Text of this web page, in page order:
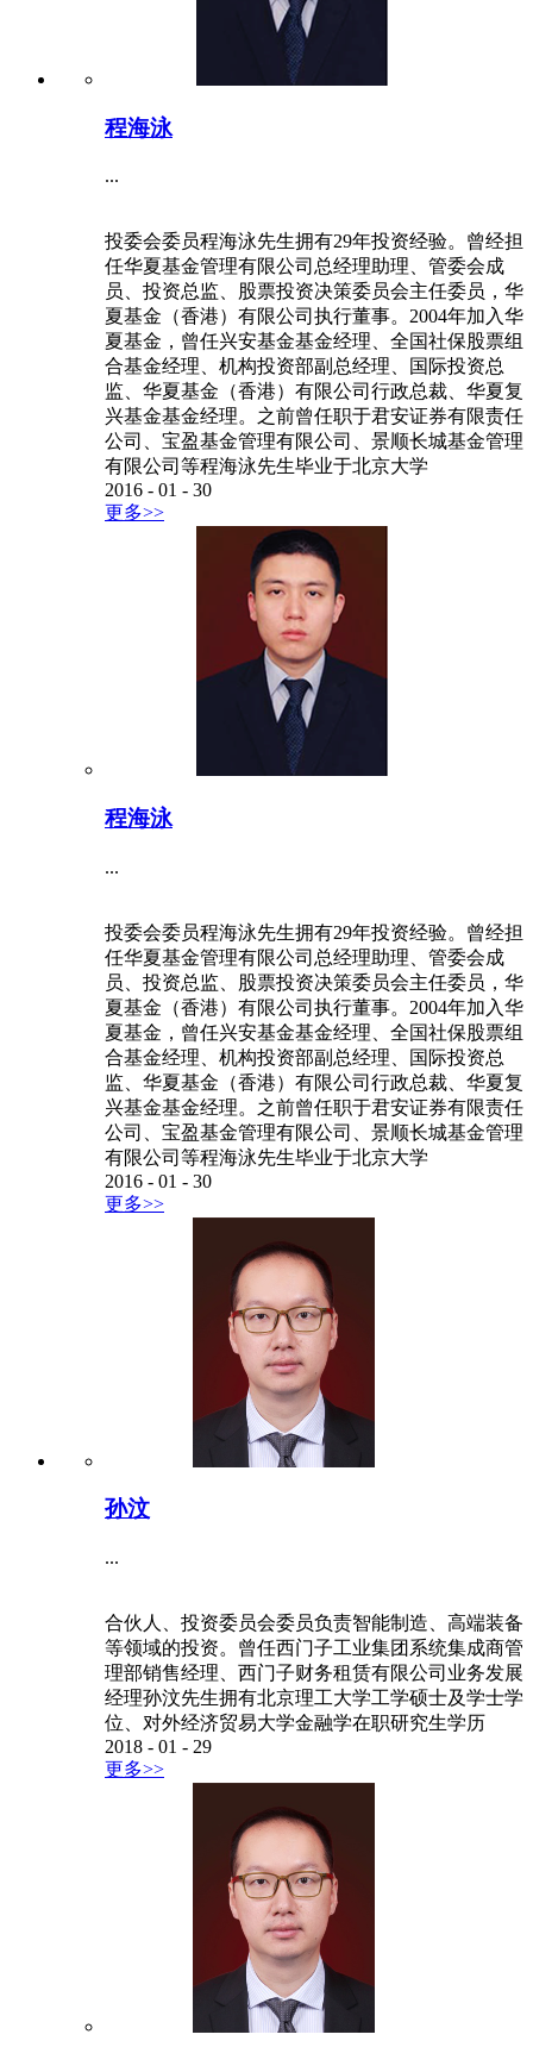
程海泳
...
投委会委员程海泳先生拥有29年投资经验。曾经担
任华夏基金管理有限公司总经理助理、管委会成
员、投资总监、股票投资决策委员会主任委员，华
夏基金（香港）有限公司执行董事。2004年加入华
夏基金，曾任兴安基金基金经理、全国社保股票组
合基金经理、机构投资部副总经理、国际投资总
监、华夏基金（香港）有限公司行政总裁、华夏复
兴基金基金经理。之前曾任职于君安证券有限责任
公司、宝盈基金管理有限公司、景顺长城基金管理
有限公司等程海泳先生毕业于北京大学
2016 - 01 - 30
更多>>
程海泳
...
投委会委员程海泳先生拥有29年投资经验。曾经担
任华夏基金管理有限公司总经理助理、管委会成
员、投资总监、股票投资决策委员会主任委员，华
夏基金（香港）有限公司执行董事。2004年加入华
夏基金，曾任兴安基金基金经理、全国社保股票组
合基金经理、机构投资部副总经理、国际投资总
监、华夏基金（香港）有限公司行政总裁、华夏复
兴基金基金经理。之前曾任职于君安证券有限责任
公司、宝盈基金管理有限公司、景顺长城基金管理
有限公司等程海泳先生毕业于北京大学
2016 - 01 - 30
更多>>
孙汶
...
合伙人、投资委员会委员负责智能制造、高端装备
等领域的投资。曾任西门子工业集团系统集成商管
理部销售经理、西门子财务租赁有限公司业务发展
经理孙汶先生拥有北京理工大学工学硕士及学士学
位、对外经济贸易大学金融学在职研究生学历
2018 - 01 - 29
更多>>